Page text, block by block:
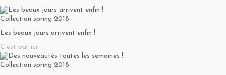
Collection spring 2018
Les beaux jours arrivent enfin !
C'est par ici
Collection spring 2018